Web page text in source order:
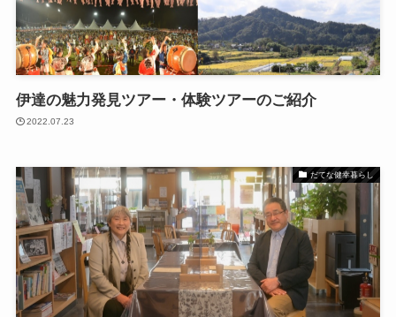
伊達の魅力発見ツアー・体験ツアーのご紹介
2022.07.23
だてな健幸暮らし